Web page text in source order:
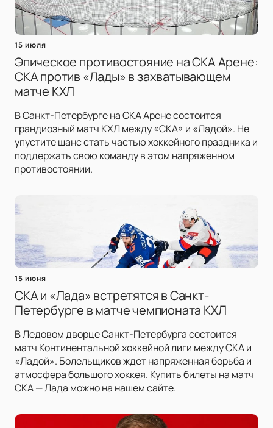
15 июля
Эпическое противостояние на СКА Арене:
СКА против «Лады» в захватывающем
матче КХЛ
В Санкт-Петербурге на СКА Арене состоится
грандиозный матч КХЛ между «СКА» и «Ладой». Не
упустите шанс стать частью хоккейного праздника и
поддержать свою команду в этом напряженном
противостоянии.
15 июня
СКА и «Лада» встретятся в Санкт-
Петербурге в матче чемпионата КХЛ
В Ледовом дворце Санкт-Петербурга состоится
матч Континентальной хоккейной лиги между СКА и
«Ладой». Болельщиков ждет напряженная борьба и
атмосфера большого хоккея. Купить билеты на матч
СКА — Лада можно на нашем сайте.